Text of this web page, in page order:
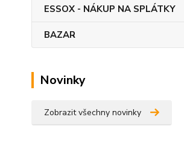
ESSOX - NÁKUP NA SPLÁTKY
BAZAR
Novinky
Zobrazit všechny novinky